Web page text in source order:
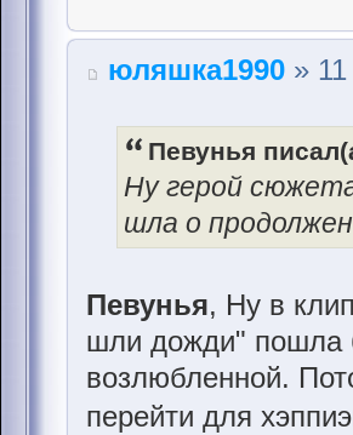
юляшка1990 »
Певунья
Ну герой
шла о
Певунья, Ну в
шли дожди" пошла
возлюбленной.
перейти для